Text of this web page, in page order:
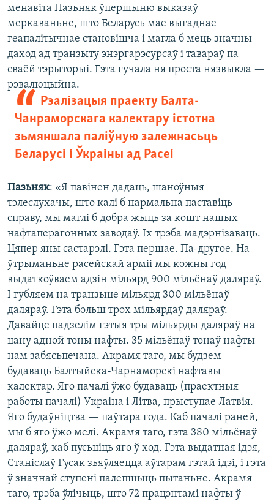
менавіта Пазьняк ўпершыню выказаў
меркаваньне, што Беларусь мае выгаднае
геапалітычнае становішча і магла б мець значны
даход ад транзыту энэргарэсурсаў і тавараў па
сваёй тэрыторыі. Гэта гучала ня проста нязвыкла —
рэвалюцыйна.
Рэалізацыя праекту Балта-
Чанраморскага калектару істотна
зьмяншала паліўную залежнасьць
Беларусі і Ўкраіны ад Расеі
Пазьняк: «Я павінен дадаць, шаноўныя
тэлеслухачы, што калі б нармальна паставіць
справу, мы маглі б добра жыць за кошт нашых
нафтаперагонных заводаў. Іх трэба мадэрнізаваць.
Цяпер яны састарэлі. Гэта першае. Па-другое. На
ўтрыманьне расейскай арміі мы кожны год
выдаткоўваем адзін мільярд 900 мільёнаў даляраў.
І губляем на транзыце мільярд 300 мільёнаў
даляраў. Гэта больш трох мільярдаў даляраў.
Давайце падзелім гэтыя тры мільярды даляраў на
цану адной тоны нафты. 35 мільёнаў тонаў нафты
нам забясьпечана. Акрамя таго, мы будзем
будаваць Балтыйска-Чарнаморскі нафтавы
калектар. Яго пачалі ўжо будаваць (праектныя
работы пачалі) Украіна і Літва, прыступае Латвія.
Яго будаўніцтва — паўтара года. Каб пачалі раней,
мы б яго ўжо мелі. Акрамя таго, гэта 380 мільёнаў
даляраў, каб пусьціць яго ў ход. Гэта выдатная ідэя,
Станіслаў Гусак зьяўляецца аўтарам гэтай ідэі, і гэта
ў значнай ступені палепшыць пытаньне. Акрамя
таго, трэба ўлічыць, што 72 працэнтамі нафты ў